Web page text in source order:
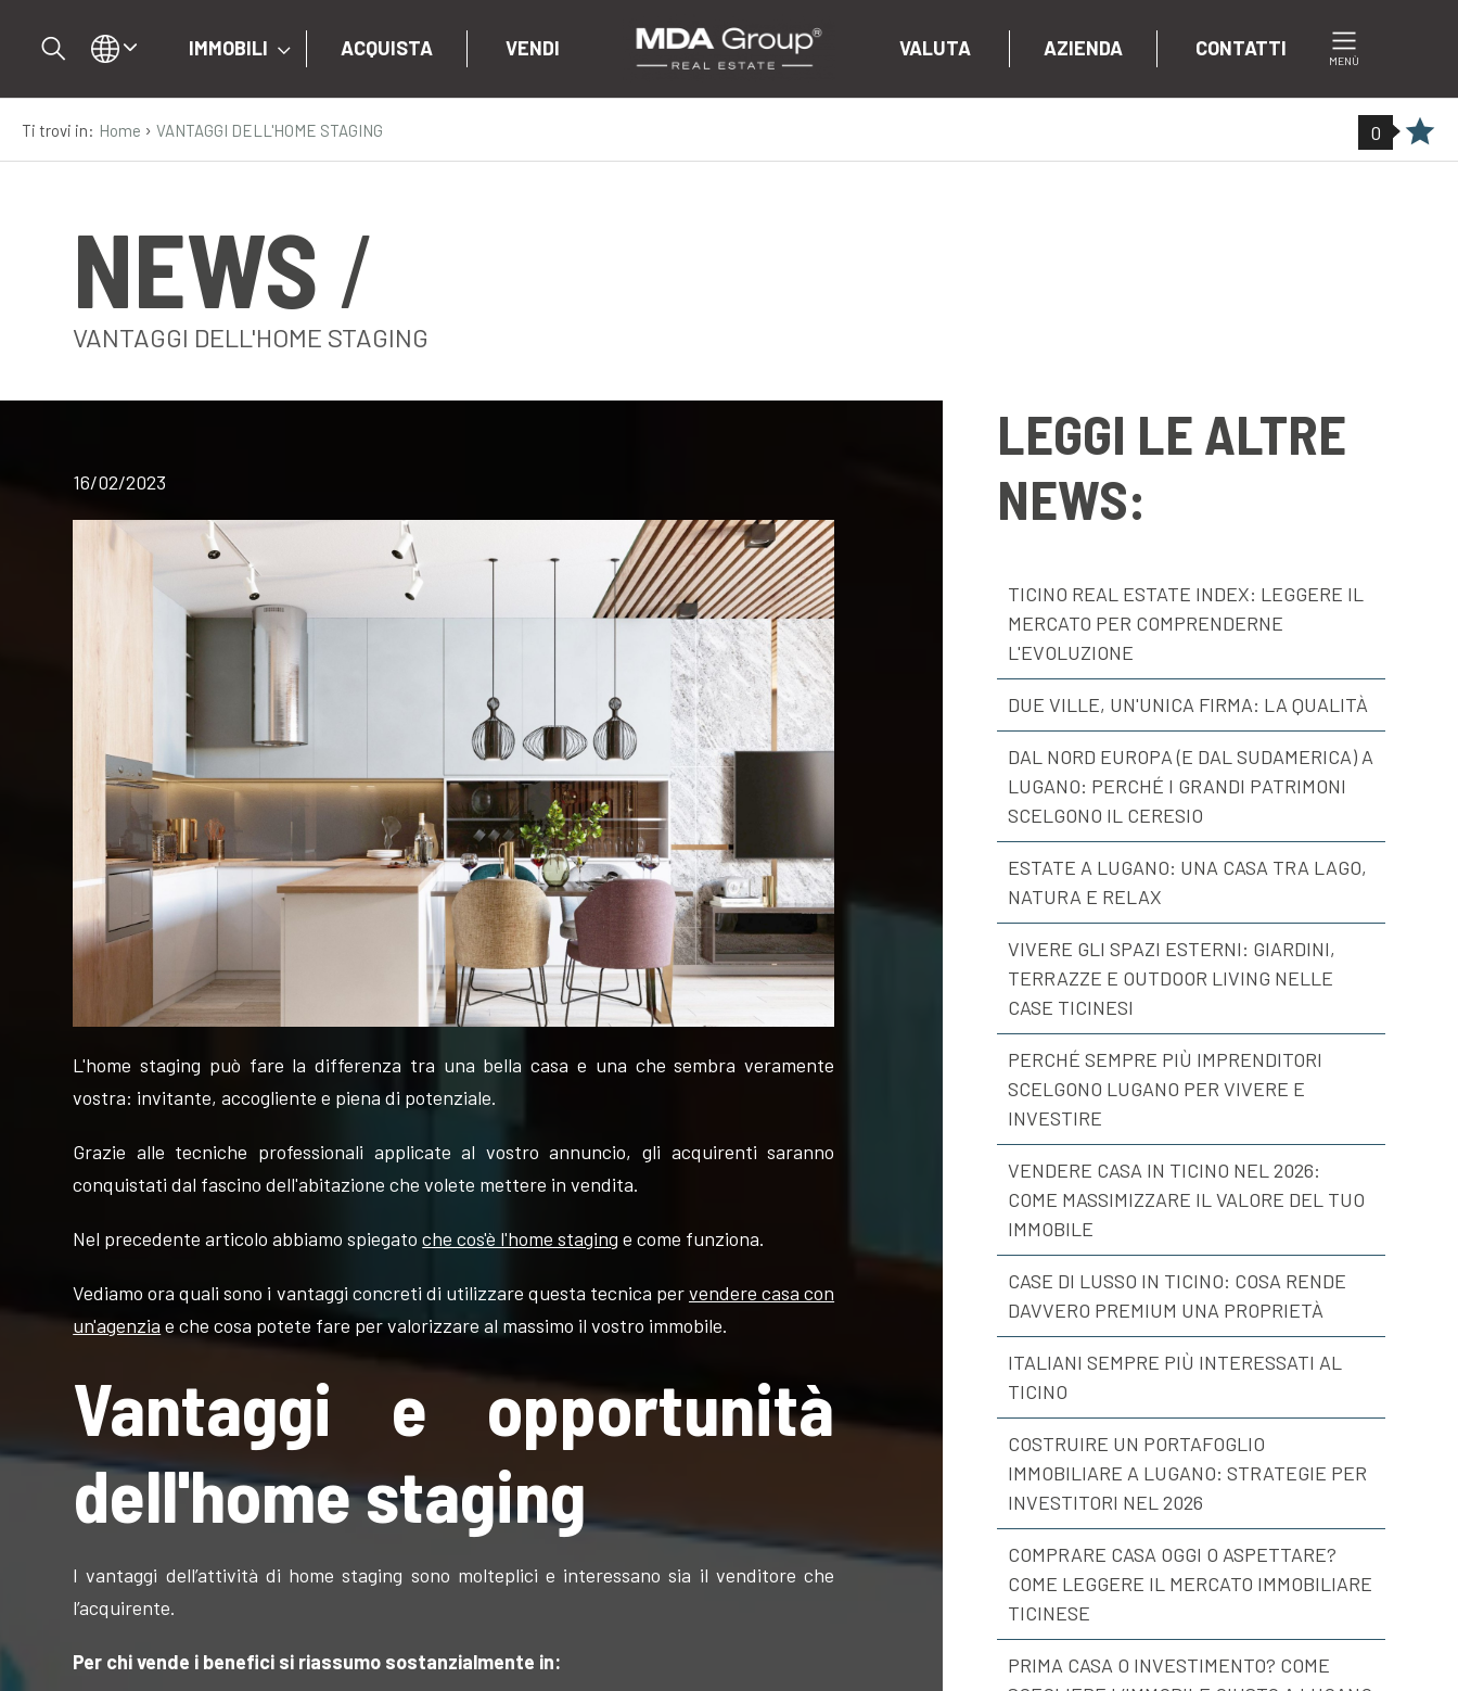
IMMOBILI ACQUISTA VENDI VALUTA AZIENDA CONTATTI
MENÙ
Ti trovi in: Home › VANTAGGI DELL'HOME STAGING 0
NEWS
VANTAGGI DELL'HOME STAGING
16/02/2023
L'home staging può fare la differenza tra una bella casa e una che sembra veramente
vostra: invitante, accogliente e piena di potenziale.
Grazie alle tecniche professionali applicate al vostro annuncio, gli acquirenti saranno
conquistati dal fascino dell'abitazione che volete mettere in vendita.
Nel precedente articolo abbiamo spiegatoche cos'è l'home staging e come funziona.
Vediamo ora quali sono i vantaggi concreti di utilizzare questa tecnica pervendere casa con
un'agenziae che cosa potete fare per valorizzare al massimo il vostro immobile.
Vantaggi e opportunità
dell'home staging
I vantaggi dell’attività di home staging sono molteplici e interessano sia il venditore che
l’acquirente.
Per chi vende i benefici si riassumo sostanzialmente in:
LEGGI LE ALTRE
NEWS:
TICINO REAL ESTATE INDEX: LEGGERE IL
MERCATO PER COMPRENDERNE
L'EVOLUZIONE
DUE VILLE, UN'UNICA FIRMA: LA QUALITÀ
DAL NORD EUROPA (E DAL SUDAMERICA) A
LUGANO: PERCHÉ I GRANDI PATRIMONI
SCELGONO IL CERESIO
ESTATE A LUGANO: UNA CASA TRA LAGO,
NATURA E RELAX
VIVERE GLI SPAZI ESTERNI: GIARDINI,
TERRAZZE E OUTDOOR LIVING NELLE
CASE TICINESI
PERCHÉ SEMPRE PIÙ IMPRENDITORI
SCELGONO LUGANO PER VIVERE E
INVESTIRE
VENDERE CASA IN TICINO NEL 2026:
COME MASSIMIZZARE IL VALORE DEL TUO
IMMOBILE
CASE DI LUSSO IN TICINO: COSA RENDE
DAVVERO PREMIUM UNA PROPRIETÀ
ITALIANI SEMPRE PIÙ INTERESSATI AL
TICINO
COSTRUIRE UN PORTAFOGLIO
IMMOBILIARE A LUGANO: STRATEGIE PER
INVESTITORI NEL 2026
COMPRARE CASA OGGI O ASPETTARE?
COME LEGGERE IL MERCATO IMMOBILIARE
TICINESE
PRIMA CASA O INVESTIMENTO? COME
AWARDS